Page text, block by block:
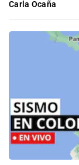
Carla Ocaña